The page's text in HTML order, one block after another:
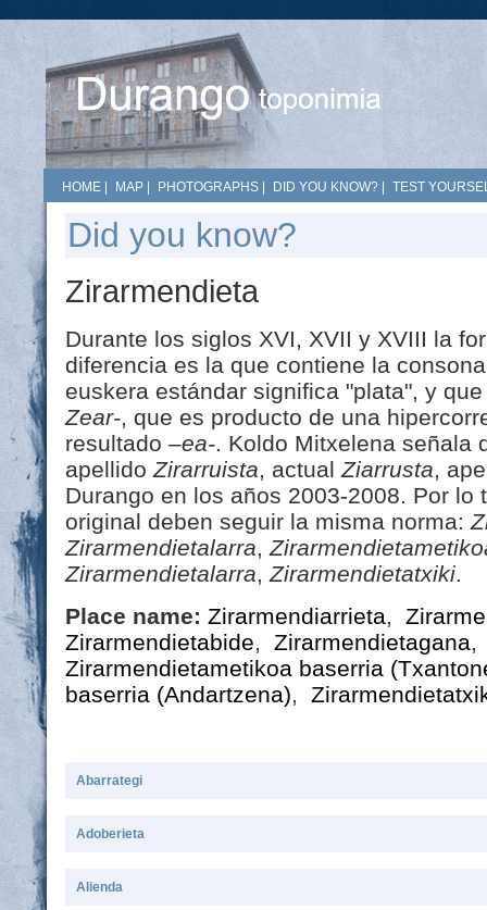
HOME MAP PHOTOGRAPHS DID YOU KNOW? TEST
Did you know?
Zirarmendieta
Durante los siglos XVI, XVII y XVIII la
diferencia es la que contiene la
euskera estándar significa "plata", y
Zear-, que es producto de una
resultado –ea-. Koldo Mitxelena señala
apellido Zirarruista, actual Ziarrusta,
Durango en los años 2003-2008. Por
original deben seguir la misma norma:
Zirarmendietalarra,
Zirarmendietalarra, Zirarmendietatxiki.
Place name: Zirarmendiarrieta,
Zirarmendietabide, Zirarmendietagana
Zirarmendietametikoa baserria
baserria (Andartzena),
Abarrategi
Adoberieta
Alienda